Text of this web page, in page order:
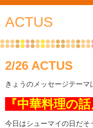
ACTUS
2/26 ACTUS
きょうのメッセージテーマ
『中華料理の話
今日はシューマイの日だそ